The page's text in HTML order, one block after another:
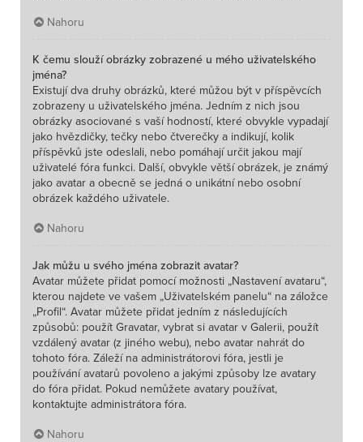
Nahoru
K čemu slouží obrázky zobrazené u mého uživatelského
jména?
Existují dva druhy obrázků, které můžou být v příspěvcích
zobrazeny u uživatelského jména. Jedním z nich jsou
obrázky asociované s vaší hodností, které obvykle vypadají
jako hvězdičky, tečky nebo čtverečky a indikují, kolik
příspěvků jste odeslali, nebo pomáhají určit jakou mají
uživatelé fóra funkci. Další, obvykle větší obrázek, je známý
jako avatar a obecně se jedná o unikátní nebo osobní
obrázek každého uživatele.
Nahoru
Jak můžu u svého jména zobrazit avatar?
Avatar můžete přidat pomocí možnosti „Nastavení avataru“,
kterou najdete ve vašem „Uživatelském panelu“ na záložce
„Profil“. Avatar můžete přidat jedním z následujících
způsobů: použít Gravatar, vybrat si avatar v Galerii, použít
vzdálený avatar (z jiného webu), nebo avatar nahrát do
tohoto fóra. Záleží na administrátorovi fóra, jestli je
používání avatarů povoleno a jakými způsoby lze avatary
do fóra přidat. Pokud nemůžete avatary používat,
kontaktujte administrátora fóra.
Nahoru